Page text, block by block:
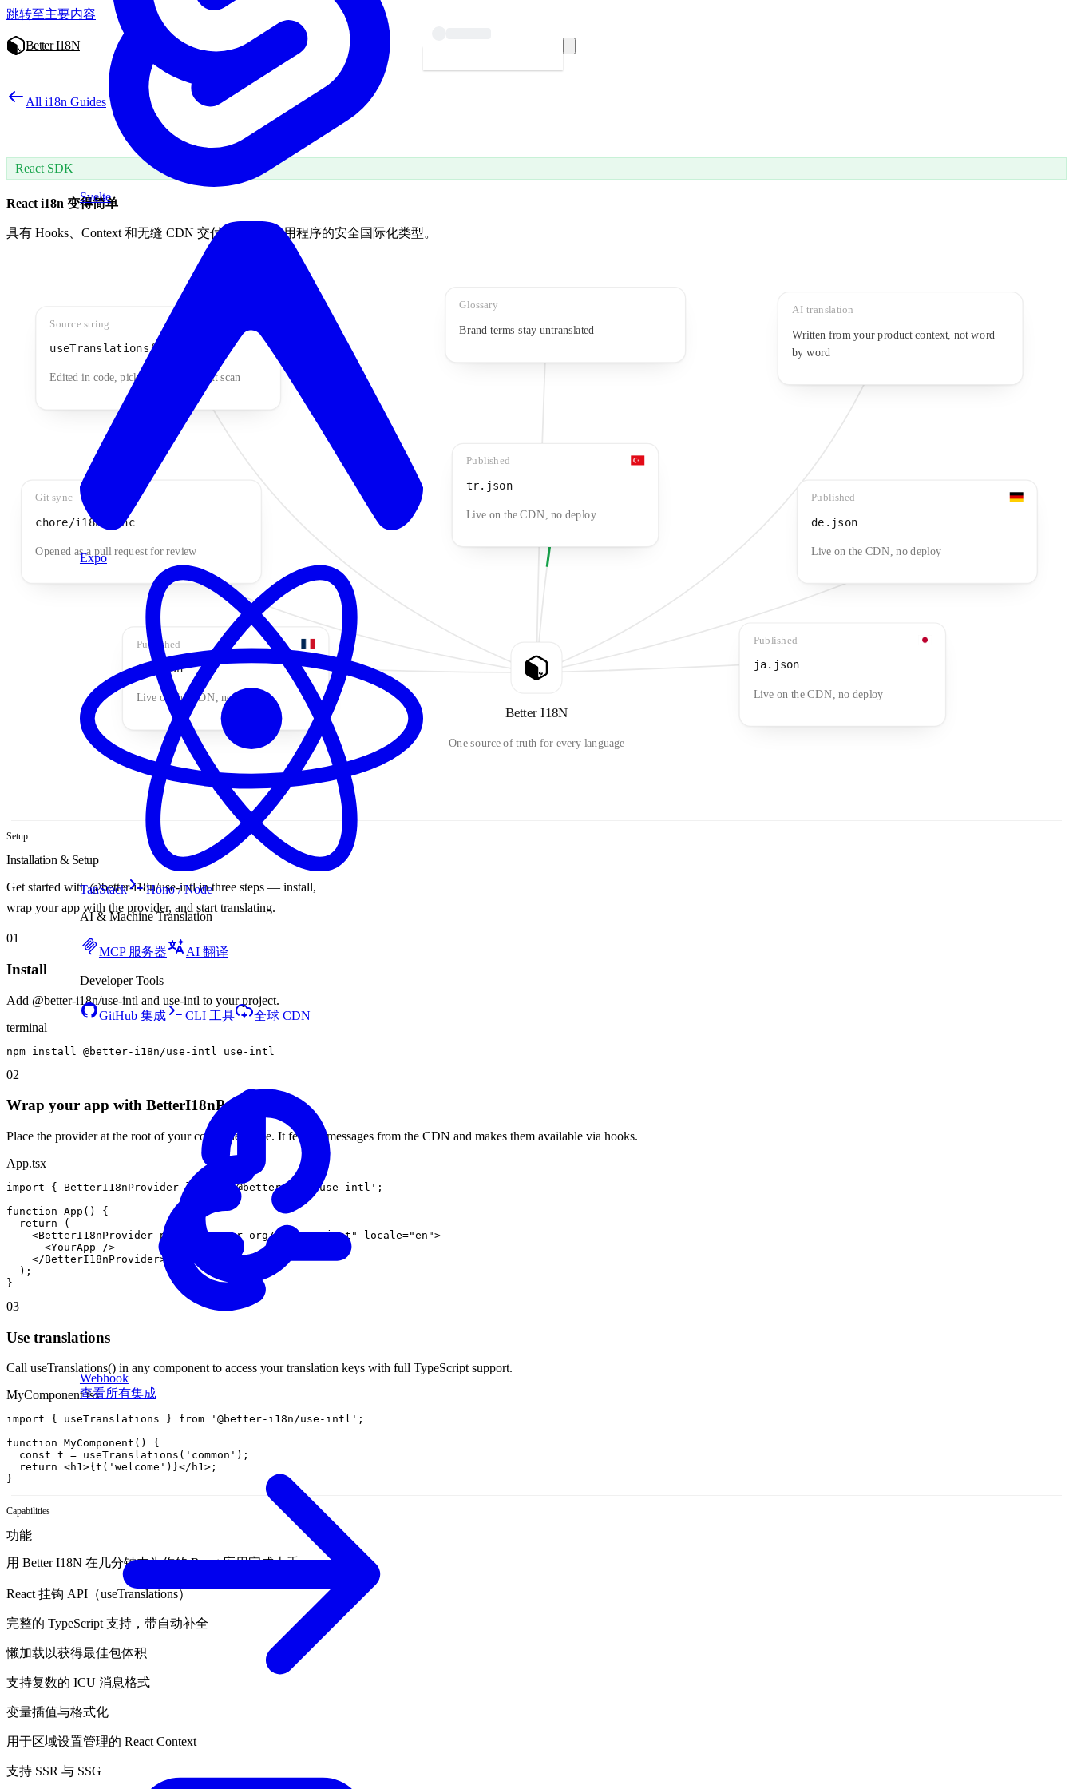
跳转至主要内容
Better I18N
Svelte
Expo
TanStack
Hono / Node
AI & Machine Translation
MCP 服务器 AI 翻译
Developer Tools
GitHub 集成 CLI 工具 全球 CDN
Webhook
查看所有集成
All i18n Guides
React SDK
React i18n 变得简单
具有 Hooks、Context 和无缝 CDN 交付的 React 应用程序的安全国际化类型。
Source string
useTranslations('common')
Edited in code, picked up on the next scan
Glossary
Brand terms stay untranslated
AI translation
Written from your product context, not word
by word
Git sync
chore/i18n-sync
Opened as a pull request for review
Published
de.json
Live on the CDN, no deploy
Published
fr.json
Live on the CDN, no deploy
Published
ja.json
Live on the CDN, no deploy
Published
tr.json
Live on the CDN, no deploy
Better I18N
One source of truth for every language
Setup
Installation & Setup
Get started with @better-i18n/use-intl in three steps — install,
wrap your app with the provider, and start translating.
01
Install
Add @better-i18n/use-intl and use-intl to your project.
terminal
npm install @better-i18n /use-intl use-intl
02
Wrap your app with BetterI18nProvider
Place the provider at the root of your component tree. It fetches messages from the CDN and makes them available via hooks.
App.tsx
import { BetterI18nProvider } '@better-i18n/use-intl' ;
function App ( )
{
return
(
<BetterI18nProvider project ="your-org/your-project" locale="en">
<YourApp />
</BetterI18nProvider>
) ;
}
03
Use translations
Call useTranslations() in any component to access your translation keys with full TypeScript support.
MyComponent.tsx
import { useTranslations } from '@better-i18n/use-intl' ;
function MyComponent ( )
{
const t = useTranslations ( 'common' ) ;
return <h1>{ t ( 'welcome' ) }</ h1> ;
}
Capabilities
功能
用 Better I18N 在几分钟内为你的 React 应用完成上手。
React 挂钩 API（useTranslations）
完整的 TypeScript 支持，带自动补全
懒加载以获得最佳包体积
支持复数的 ICU 消息格式
变量插值与格式化
用于区域设置管理的 React Context
支持 SSR 与 SSG